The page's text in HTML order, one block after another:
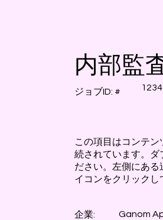
内部監
ジョブID: #
この項目はコンテ
続されています。ダ
ださい。左側にあ
イコンをクリックし
企業: Ganom